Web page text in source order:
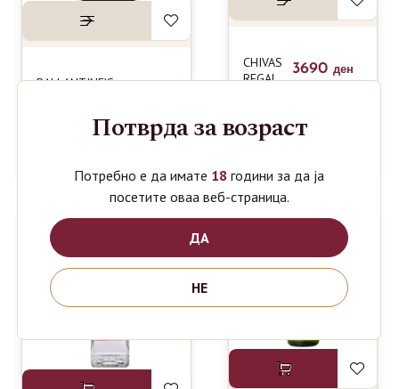
BALLANTINE’S
CHIVAS
REGAL
WHISKY
2 GLASS
3690 ден
Потврда за возраст
Потребно е да имате 18 години за да ја
посетите оваа веб-страница.
ДА
НЕ